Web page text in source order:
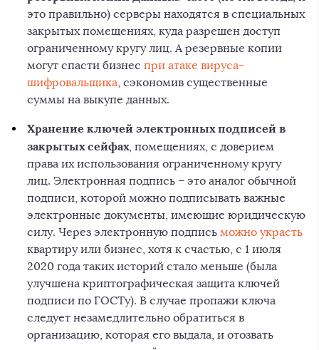
это правильно) серверы находятся в специальных
закрытых помещениях, куда разрешен доступ
ограниченному кругу лиц. А резервные копии
могут спасти бизнес при атаке вируса-
шифровальщика, сэкономив существенные
суммы на выкупе данных.
Хранение ключей электронных подписей в
закрытых сейфах, помещениях, с доверием
права их использования ограниченному кругу
лиц. Электронная подпись – это аналог обычной
подписи, которой можно подписывать важные
электронные документы, имеющие юридическую
силу. Через электронную подпись можно украсть
квартиру или бизнес, хотя к счастью, с 1 июля
2020 года таких историй стало меньше (была
улучшена криптографическая защита ключей
подписи по ГОСТу). В случае пропажи ключа
следует незамедлительно обратиться в
организацию, которая его выдала, и отозвать